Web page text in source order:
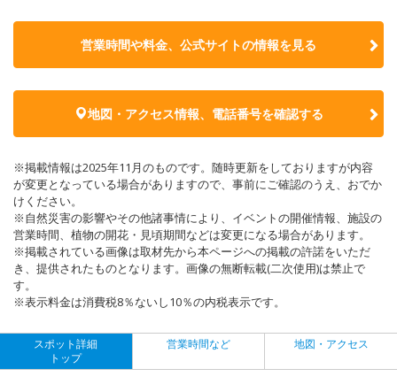
営業時間や料金、公式サイトの情報を見る
地図・アクセス情報、電話番号を確認する
※掲載情報は2025年11月のものです。随時更新をしておりますが内容
が変更となっている場合がありますので、事前にご確認のうえ、おでか
けください。
※自然災害の影響やその他諸事情により、イベントの開催情報、施設の
営業時間、植物の開花・見頃期間などは変更になる場合があります。
※掲載されている画像は取材先から本ページへの掲載の許諾をいただ
き、提供されたものとなります。画像の無断転載(二次使用)は禁止で
す。
※表示料金は消費税8％ないし10％の内税表示です。
スポット詳細
トップ
営業時間など 地図・アクセス